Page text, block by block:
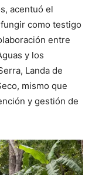
acentuó el
como testigo
entre
y los
Landa de
mismo que
y gestión de